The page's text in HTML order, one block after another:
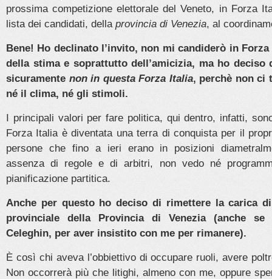
prossima competizione elettorale del Veneto, in Forza
lista dei candidati, della provincia di Venezia, al
Bene! Ho declinato l’invito, non mi candiderò in
della stima e soprattutto dell’amicizia, ma ho deciso
sicuramente non in questa Forza Italia, perchè non ci
né il clima, né gli stimoli.
I principali valori per fare politica, qui dentro, infatti,
Forza Italia è diventata una terra di conquista per il
persone che fino a ieri erano in posizioni
assenza di regole e di arbitri, non vedo né
pianificazione partitica.
Anche per questo ho deciso di rimettere la carica
provinciale della Provincia di Venezia (anche se
Celeghin, per aver insistito con me per rimanere).
È così chi aveva l’obbiettivo di occupare ruoli, avere
Non occorrerà più che litighi, almeno con me, oppure